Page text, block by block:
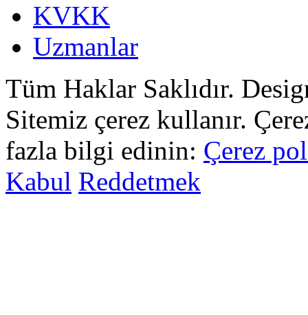
KVKK
Uzmanlar
Tüm Haklar Saklıdır.
Sitemiz çerez kullanır.
fazla bilgi edinin: Çerez
Kabul Reddetmek